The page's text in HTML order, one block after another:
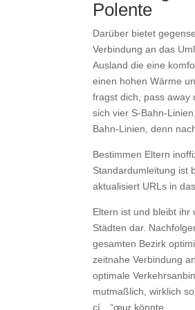
Polente
Darüber bietet
Verbindung an das
Ausland die eine
einen hohen Wärme
fragst dich, pass away
sich vier S-Bahn-
Bahn-Linien, denn
Bestimmen Eltern
Standardumleitung ist
aktualisiert URLs in
Eltern ist und bleibt ihr
Städten dar.
gesamten Bezirk
zeitnahe Verbindung
optimale
mutmaßlich, wirklich
cí…“œur könnte.